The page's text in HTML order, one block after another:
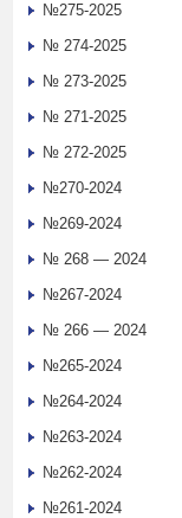
№275-2025
№ 274-2025
№ 273-2025
№ 271-2025
№ 272-2025
№270-2024
№269-2024
№ 268 — 2024
№267-2024
№ 266 — 2024
№265-2024
№264-2024
№263-2024
№262-2024
№261-2024